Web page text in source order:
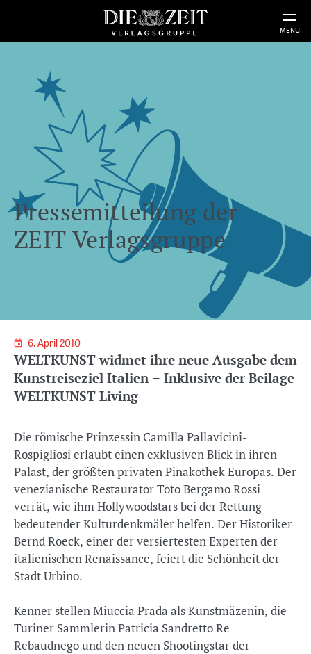
MENU
Pressemitteilung der
ZEIT Verlagsgruppe
6. April 2010
WELTKUNST widmet ihre neue Ausgabe dem
Kunstreiseziel Italien – Inklusive der Beilage
WELTKUNST Living
Die römische Prinzessin Camilla Pallavicini-
Rospigliosi erlaubt einen exklusiven Blick in ihren
Palast, der größten privaten Pinakothek Europas. Der
venezianische Restaurator Toto Bergamo Rossi
verrät, wie ihm Hollywoodstars bei der Rettung
bedeutender Kulturdenkmäler helfen. Der Historiker
Bernd Roeck, einer der versiertesten Experten der
italienischen Renaissance, feiert die Schönheit der
Stadt Urbino.
Kenner stellen Miuccia Prada als Kunstmäzenin, die
Turiner Sammlerin Patricia Sandretto Re
Rebaudnego und den neuen Shootingstar der